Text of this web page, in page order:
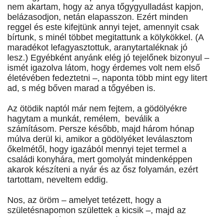
nem akartam, hogy az anya tőgygyulladást kapjon,
belázasodjon, netán elapasszon. Ezért minden
reggel és este kifejtünk annyi tejet, amennyit csak
bírtunk, s minél többet megitattunk a kölykökkel. (A
maradékot lefagyasztottuk, aranytartaléknak jó
lesz.) Egyébként anyánk elég jó tejelőnek bizonyul –
ismét igazolva látom, hogy érdemes volt nem első
életévében fedeztetni –, naponta több mint egy litert
ad, s még bőven marad a tőgyében is.
Az ötödik naptól már nem fejtem, a gödölyékre
hagytam a munkát, remélem, beválik a
számításom. Persze később, majd három hónap
múlva derül ki, amikor a gödölyéket leválasztom
őkelmétől, hogy igazából mennyi tejet termel a
családi konyhára, mert gomolyát mindenképpen
akarok készíteni a nyár és az ősz folyamán, ezért
tartottam, neveltem eddig.
Nos, az öröm – amelyet tetézett, hogy a
születésnapomon születtek a kicsik –, majd az